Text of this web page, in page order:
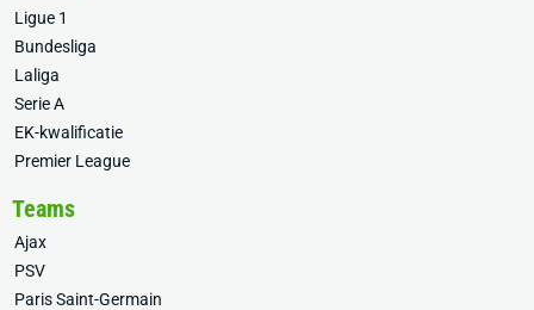
Ligue 1
Bundesliga
Laliga
Serie A
EK-kwalificatie
Premier League
Teams
Ajax
PSV
Paris Saint-Germain